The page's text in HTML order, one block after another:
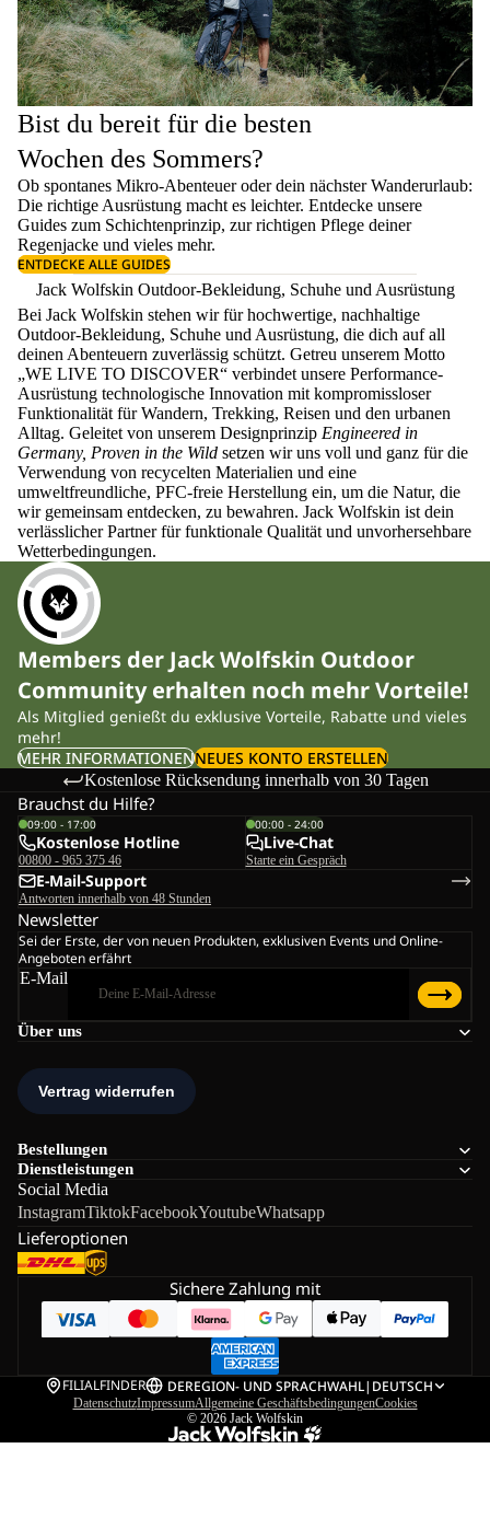
Bist du bereit für die besten
Wochen des Sommers?
Ob spontanes Mikro-Abenteuer oder dein nächster Wanderurlaub:
Die richtige Ausrüstung macht es leichter. Entdecke unsere
Guides zum Schichtenprinzip, zur richtigen Pflege deiner
Regenjacke und vieles mehr.
ENTDECKE ALLE GUIDES
Jack Wolfskin Outdoor-Bekleidung, Schuhe und Ausrüstung
Bei Jack Wolfskin stehen wir für hochwertige, nachhaltige
Outdoor-Bekleidung, Schuhe und Ausrüstung, die dich auf all
deinen Abenteuern zuverlässig schützt. Getreu unserem Motto
„WE LIVE TO DISCOVER“ verbindet unsere Performance-
Ausrüstung technologische Innovation mit kompromissloser
Funktionalität für Wandern, Trekking, Reisen und den urbanen
Alltag. Geleitet von unserem Designprinzip Engineered in
Germany, Proven in the Wild setzen wir uns voll und ganz für die
Verwendung von recycelten Materialien und eine
umweltfreundliche, PFC-freie Herstellung ein, um die Natur, die
wir gemeinsam entdecken, zu bewahren. Jack Wolfskin ist dein
verlässlicher Partner für funktionale Qualität und unvorhersehbare
Wetterbedingungen.
Members der Jack Wolfskin Outdoor
Community erhalten noch mehr Vorteile!
Als Mitglied genießt du exklusive Vorteile, Rabatte und vieles
mehr!
MEHR INFORMATIONENNEUES KONTO ERSTELLEN
Kostenlose Rücksendung innerhalb von 30 Tagen
Über uns
Bestellungen
Dienstleistungen
Social Media
InstagramTiktokFacebookYoutubeWhatsapp
Lieferoptionen
Brauchst du Hilfe?
09:00 - 17:00
Kostenlose Hotline
00800 - 965 375 46
00:00 - 24:00
Live-Chat
Starte ein Gespräch
E-Mail-Support
Antworten innerhalb von 48 Stunden
Newsletter
Sei der Erste, der von neuen Produkten, exklusiven Events und Online-
Angeboten erfährt
E-Mail
Sichere Zahlung mit
FILIALFINDER DEREGION- UND SPRACHWAHL| DEUTSCH
DatenschutzImpressumAllgemeine GeschäftsbedingungenCookies
© 2026 Jack Wolfskin